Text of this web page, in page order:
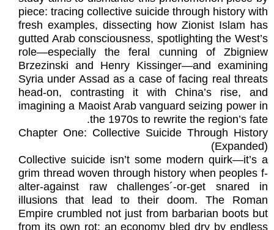
piece: tracing collective suicide through history with
fresh examples, dissecting how Zionist Islam has
gutted Arab consciousness, spotlighting the West’s
role—especially the feral cunning of Zbigniew
Brzezinski and Henry Kissinger—and examining
Syria under Assad as a case of facing real threats
head-on, contrasting it with China’s rise, and
imagining a Maoist Arab vanguard seizing power in
the 1970s to rewrite the region’s fate.
Chapter One: Collective Suicide Through History
(Expanded)
Collective suicide isn’t some modern quirk—it’s a
grim thread woven through history when peoples f-
alter-against raw challenges´-or-get snared in
illusions that lead to their doom. The Roman
Empire crumbled not just from barbarian boots but
from its own rot: an economy bled dry by endless